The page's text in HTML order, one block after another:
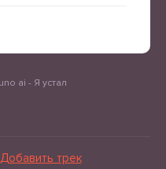
ai - Я устал
Добавить трек